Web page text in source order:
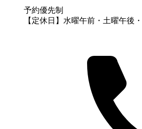
予約優先制
【定休日】水曜午前・土曜午後